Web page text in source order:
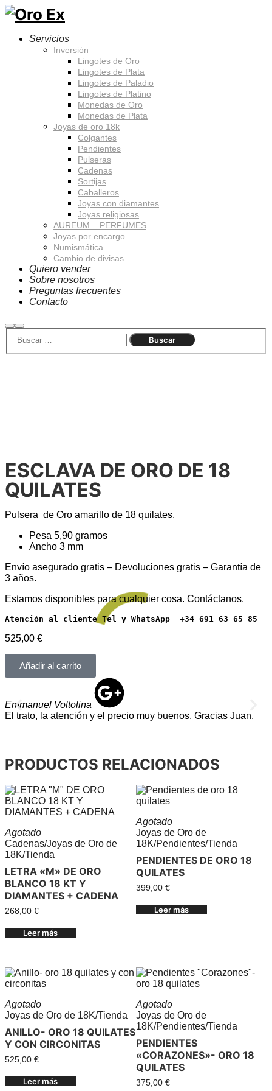
Servicios
Inversión
Lingotes de Oro
Lingotes de Plata
Lingotes de Paladio
Lingotes de Platino
Monedas de Oro
Monedas de Plata
Joyas de oro 18k
Colgantes
Pendientes
Pulseras
Cadenas
Sortijas
Caballeros
Joyas con diamantes
Joyas religiosas
AUREUM – PERFUMES
Joyas por encargo
Numismática
Cambio de divisas
Quiero vender
Sobre nosotros
Preguntas frecuentes
Contacto
ESCLAVA DE ORO DE 18
QUILATES
Pulsera de Oro amarillo de 18 quilates.
Pesa 5,90 gramos
Ancho 3 mm
Envío asegurado gratis – Devoluciones gratis – Garantía de
3 años.
Estamos disponibles para cualquier cosa. Contáctanos.
Atención al cliente Tel y WhatsApp  +34 691 63 65 85
525,00 €
Añadir al carrito
Emmanuel Voltolina
El trato, la atención y el precio muy buenos. Gracias Juan.
PRODUCTOS RELACIONADOS
Agotado
Cadenas/Joyas de Oro de
18K/Tienda
LETRA «M» DE ORO
BLANCO 18 KT Y
DIAMANTES + CADENA
268,00 €
Leer más
Agotado
Joyas de Oro de
18K/Pendientes/Tienda
PENDIENTES DE ORO 18
QUILATES
399,00 €
Leer más
Agotado
Joyas de Oro de 18K/Tienda
ANILLO- ORO 18 QUILATES
Y CON CIRCONITAS
525,00 €
Leer más
Agotado
Joyas de Oro de
18K/Pendientes/Tienda
PENDIENTES
«CORAZONES»- ORO 18
QUILATES
375,00 €